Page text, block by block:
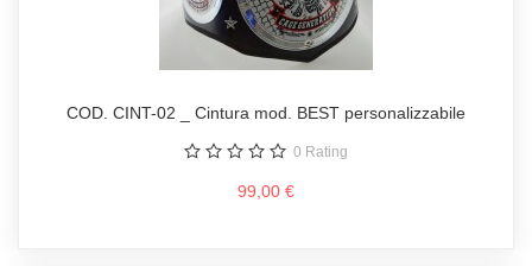
COD. CINT-02 _ Cintura mod. BEST personalizzabile
0 Rating
99,00 €